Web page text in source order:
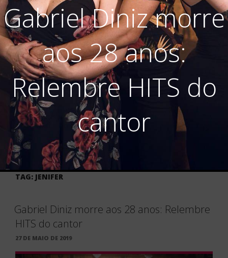
Gabriel Diniz morre
aos 28 anos:
Relembre HITS do
cantor
TAG: JENIFER
Gabriel Diniz morre aos 28 anos: Relembre
HITS do cantor
PUBLICADO
27 DE MAIO DE 2019